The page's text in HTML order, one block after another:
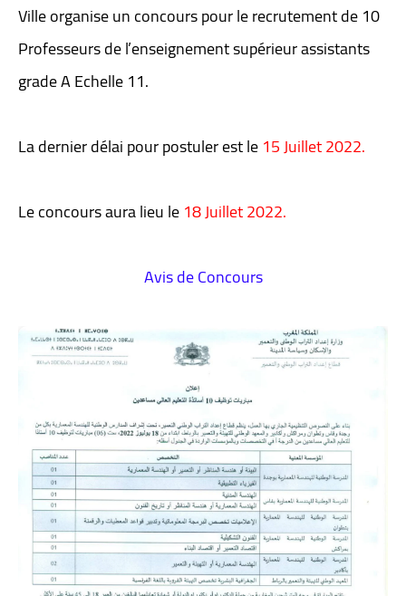
Ville organise un concours pour le recrutement de 10
Professeurs de l’enseignement supérieur assistants
grade A Echelle 11.
La dernier délai pour postuler est le15 Juillet 2022.
Le concours aura lieu le18 Juillet 2022.
Avis de Concours